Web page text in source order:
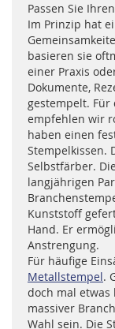
Passen Sie
Im Prinzip hat
basieren sie
einer Praxis
Dokumente,
gestempelt.
empfehlen wir
haben einen
Stempelkissen.
Selbstfärber.
langjährigen
Kunststoff
Hand. Er
Anstrengung.
Für häufige
Metallstempel.
doch mal etwas
massiver
Wahl sein. Die